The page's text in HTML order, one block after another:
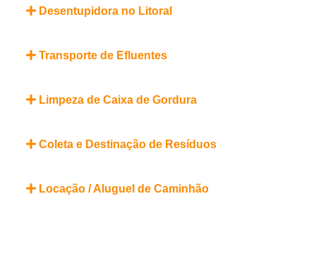
Desentupidora no Litoral
Transporte de Efluentes
Limpeza de Caixa de Gordura
Coleta e Destinação de Resíduos
Locação / Aluguel de Caminhão